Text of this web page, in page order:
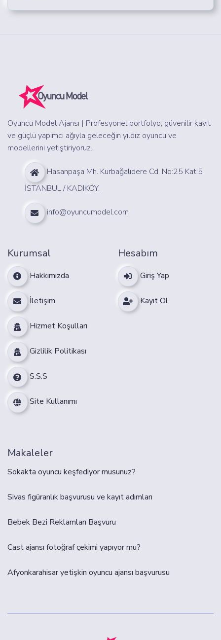
Oyuncu Model Ajansı | Profesyonel portfolyo, güvenilir kayıt
ve güçlü yapımcı ağıyla geleceğin yıldız oyuncu ve
modellerini yetiştiriyoruz.
Hasanpaşa Mh. Kurbağalıdere Cd. No:25 Kat:5
İSTANBUL / KADIKÖY.
info@oyuncumodel.com
Kurumsal
Hakkımızda
İletişim
Hizmet Koşulları
Gizlilik Politikası
S.S.S
Site Kullanımı
Hesabım
Giriş Yap
Kayıt Ol
Makaleler
Sokakta oyuncu keşfediyor musunuz?
Sivas figüranlık başvurusu ve kayıt adımları
Bebek Bezi Reklamları Başvuru
Cast ajansı fotoğraf çekimi yapıyor mu?
Afyonkarahisar yetişkin oyuncu ajansı başvurusu